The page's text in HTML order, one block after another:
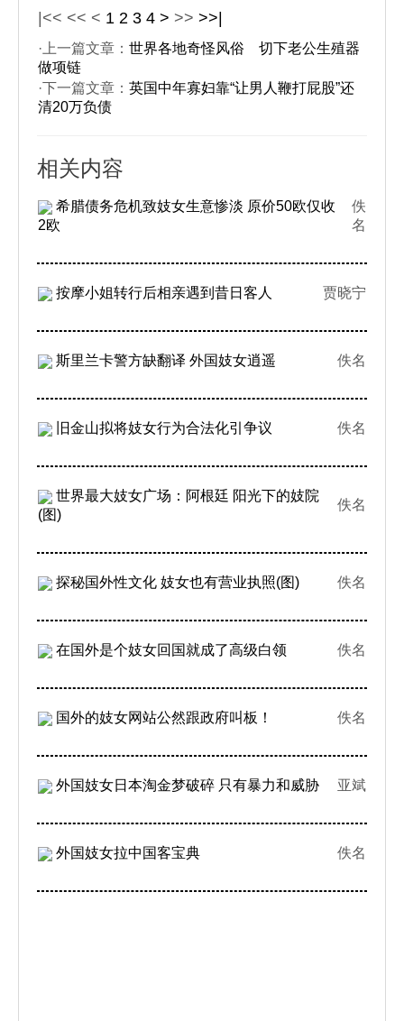
|<< << < 1 2 3 4 > >> >>|
·上一篇文章： 世界各地奇怪风俗 切下老公生殖器
做项链
·下一篇文章： 英国中年寡妇靠“让男人鞭打屁股”还
清20万负债
相关内容
希腊债务危机致妓女生意惨淡 原价50欧仅收
2欧
佚
名
按摩小姐转行后相亲遇到昔日客人 贾晓宁
斯里兰卡警方缺翻译 外国妓女逍遥 佚名
旧金山拟将妓女行为合法化引争议 佚名
世界最大妓女广场：阿根廷 阳光下的妓院
(图)
佚名
探秘国外性文化 妓女也有营业执照(图) 佚名
在国外是个妓女回国就成了高级白领 佚名
国外的妓女网站公然跟政府叫板！ 佚名
外国妓女日本淘金梦破碎 只有暴力和威胁 亚斌
外国妓女拉中国客宝典 佚名